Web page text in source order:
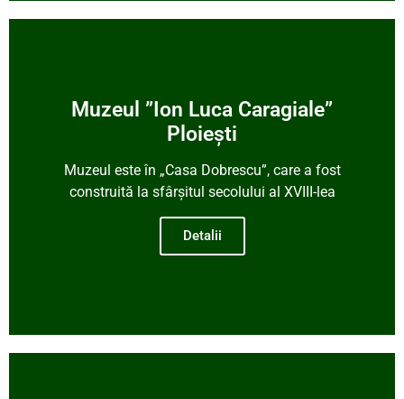
Muzeul ”Ion Luca Caragiale”
Ploiești
Muzeul este în „Casa Dobrescu”, care a fost
construită la sfârşitul secolului al XVIII-lea
Detalii